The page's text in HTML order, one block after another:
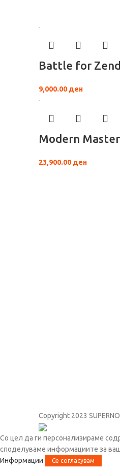
Battle for
9,000.00 ден
Modern
23,900.00 ден
Copyright 2023
Со цел да ги персонализираме
споделуваме информациите за
Информации
Се согласувам